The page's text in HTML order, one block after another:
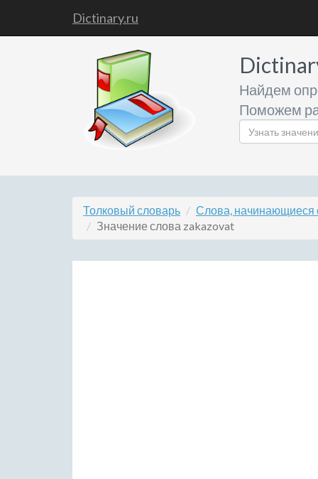
Dictinary.ru
Найдем
Поможем
Толковый словарь Слова, начинающиеся
Значение слова zakazovat